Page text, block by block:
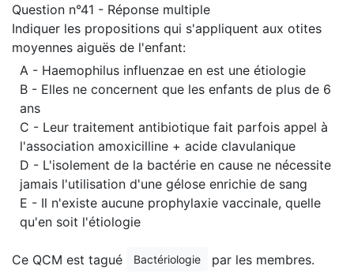
Question n°41 - Réponse multiple
Indiquer les propositions qui s'appliquent aux otites
moyennes aiguës de l'enfant:
A - Haemophilus influenzae en est une étiologie
B - Elles ne concernent que les enfants de plus de 6
ans
C - Leur traitement antibiotique fait parfois appel à
l'association amoxicilline + acide clavulanique
D - L'isolement de la bactérie en cause ne nécessite
jamais l'utilisation d'une gélose enrichie de sang
E - Il n'existe aucune prophylaxie vaccinale, quelle
qu'en soit l'étiologie
Ce QCM est tagué Bactériologie par les membres.